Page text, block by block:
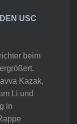
USC
beim
Kazak,
Li und
in